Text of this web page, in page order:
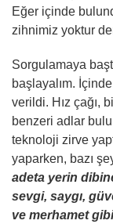
Eğer içinde
zihnimiz yoktur
Sorgulamaya
başlayalım.
verildi. Hız çağı,
benzeri adlar
teknoloji zirve
yaparken, bazı
adeta yerin
sevgi, saygı,
ve merhamet